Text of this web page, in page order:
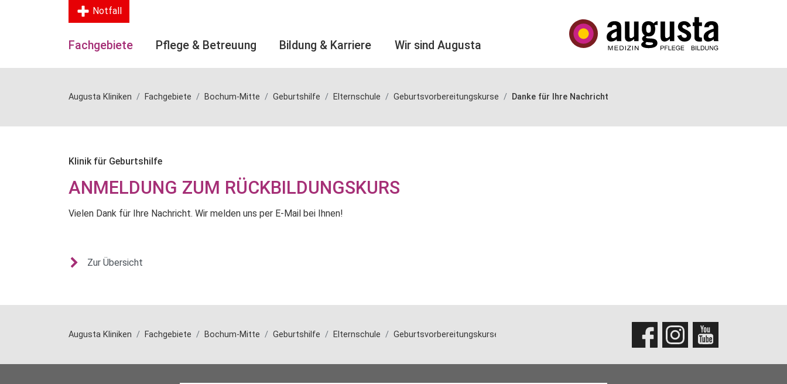
Notfall
Fachgebiete Pflege & Betreuung Bildung & Karriere Wir sind Augusta
Augusta Kliniken Fachgebiete Bochum-Mitte Geburtshilfe Elternschule Geburtsvorbereitungskurse Danke für Ihre Nachricht
Klinik für Geburtshilfe
ANMELDUNG ZUM RÜCKBILDUNGSKURS
Vielen Dank für Ihre Nachricht. Wir melden uns per E-Mail bei Ihnen!
Zur Übersicht
Augusta Kliniken Fachgebiete Bochum-Mitte Geburtshilfe Elternschule Geburtsvorbereitungskurse